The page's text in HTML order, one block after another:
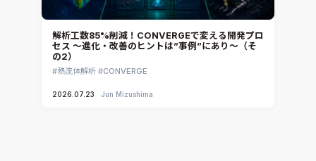
解析工数85%削減！CONVERGEで変える開発プロ
セス ～進化・改善のヒントは”事例”にあり～（そ
の2）
熱流体解析 CONVERGE
2026.07.23 Jun Mizushima